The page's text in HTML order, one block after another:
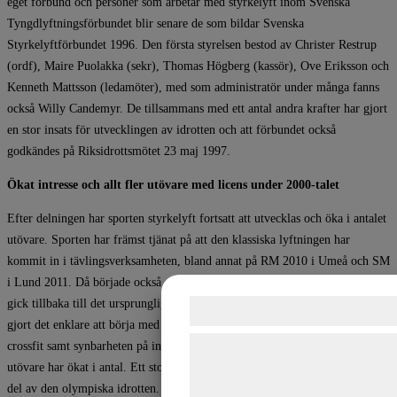
Tyngdlyftningsförbundet blir senare de som bildar Svenska
Styrkelyftförbundet 1996. Den första styrelsen bestod av Christer Restrup
(ordf), Maire Puolakka (sekr), Thomas Högberg (kassör), Ove Eriksson och
Kenneth Mattsson (ledamöter), med som administratör under många fanns
också Willy Candemyr. De tillsammans med ett antal andra krafter har gjort
en stor insats för utvecklingen av idrotten och att förbundet också
godkändes på Riksidrottsmötet 23 maj 1997.
Ökat intresse och allt fler utövare med licens under 2000-talet
Efter delningen har sporten styrkelyft fortsatt att utvecklas och öka i antalet
utövare. Sporten har främst tjänat på att den klassiska lyftningen har
kommit in i tävlingsverksamheten, bland annat på RM 2010 i Umeå och SM
i Lund 2011. Då började också de nya viktklasserna att gälla. Styrkelyft
gick tillbaka till det ursprungliga utan speciella lyftardräkter, vilket har
gjort det enklare att börja med sporten. Friskvårdskulturen med fitness och
crossfit samt synbarheten på internet har också bidragit till att idrottens
utövare har ökat i antal. Ett stort mål internationellt är att sporten ska bli en
del av den olympiska idrotten. I Sverige finns också en tydlig inriktning i